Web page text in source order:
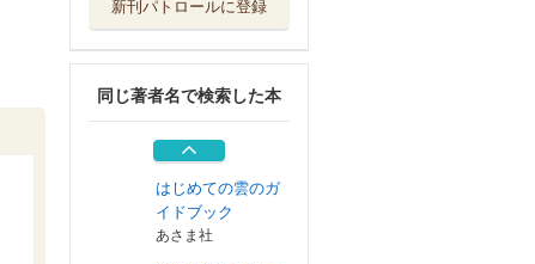
新刊パトロールに登録
同じ著者名で検索した本
Ｆａｔｅ／Ｇｒａ
講談社
チャックの数奇な
人生 イフ・イ...
文藝春秋
はじめての雲のガ
イドブック
あさま社